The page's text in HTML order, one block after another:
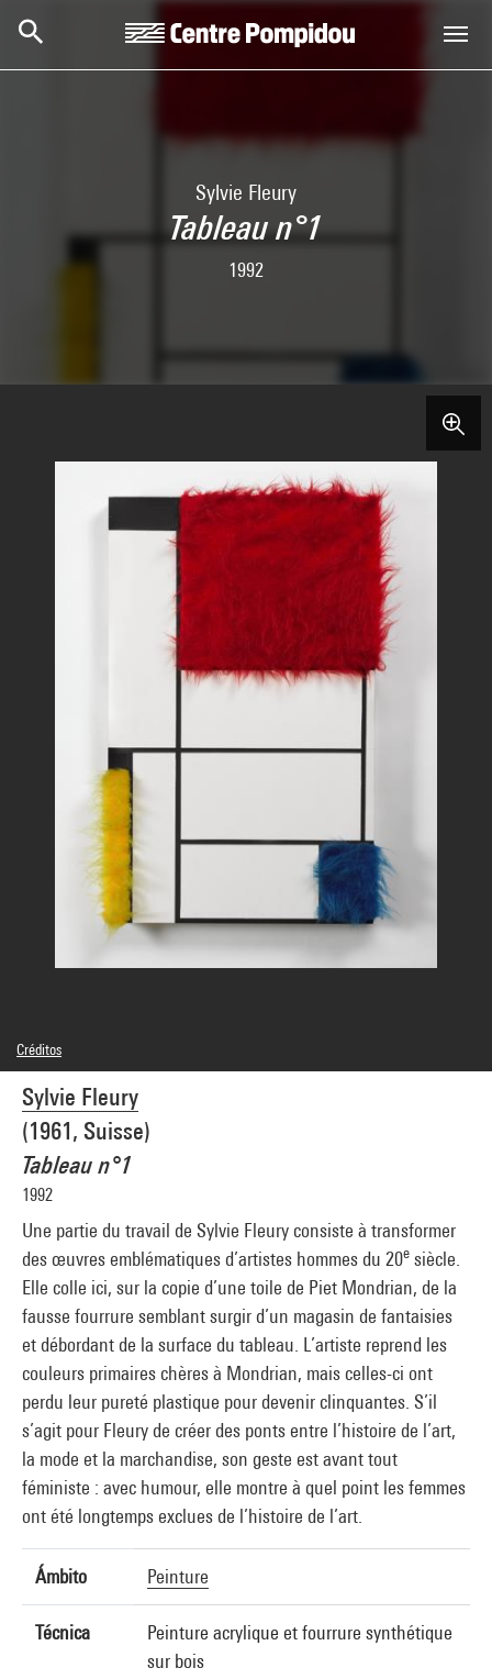
Sylvie Fleury
Tableau n°1
1992
Sylvie Fleury
(1961, Suisse)
Tableau n°1
1992
Une partie du travail de Sylvie Fleury consiste à transformer
des œuvres emblématiques d’artistes hommes du 20e siècle.
Elle colle ici, sur la copie d’une toile de Piet Mondrian, de la
fausse fourrure semblant surgir d’un magasin de fantaisies
et débordant de la surface du tableau. L’artiste reprend les
couleurs primaires chères à Mondrian, mais celles-ci ont
perdu leur pureté plastique pour devenir clinquantes. S’il
s’agit pour Fleury de créer des ponts entre l’histoire de l’art,
la mode et la marchandise, son geste est avant tout
féministe : avec humour, elle montre à quel point les femmes
ont été longtemps exclues de l’histoire de l’art.
Ámbito Peinture
Técnica
Peinture acrylique et fourrure synthétique
sur bois
Créditos
© Sylvie Fleury
Créditos fotográficos : Centre Pompidou, MNAM-CCI/Georges Meguerditchian/Dist.
GrandPalaisRmn
Referencia de la imagen : 4N08370
Difusión de la imagen :